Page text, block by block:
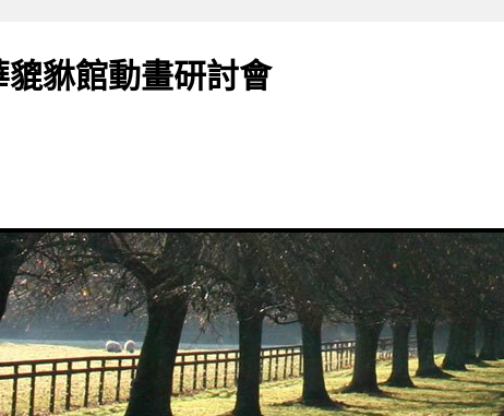
貔貅館動畫研討會